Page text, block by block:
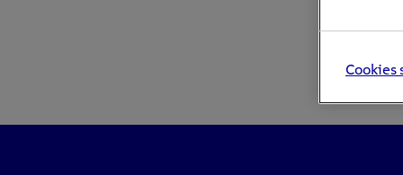
Cookies